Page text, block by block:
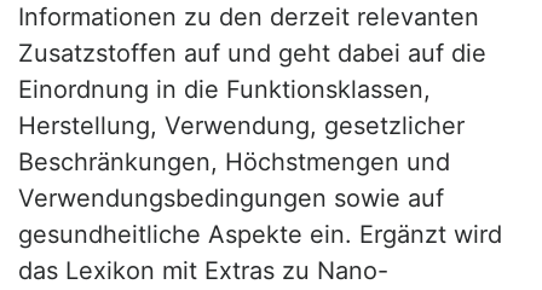
Informationen zu den derzeit relevanten
Zusatzstoffen auf und geht dabei auf die
Einordnung in die Funktionsklassen,
Herstellung, Verwendung, gesetzlicher
Beschränkungen, Höchstmengen und
Verwendungsbedingungen sowie auf
gesundheitliche Aspekte ein. Ergänzt wird
das Lexikon mit Extras zu Nano-